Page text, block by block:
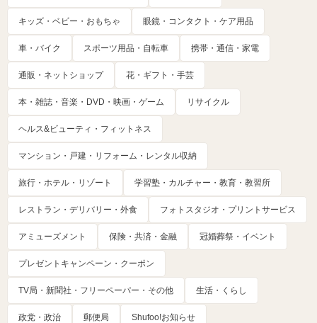
キッズ・ベビー・おもちゃ 眼鏡・コンタクト・ケア用品
車・バイク スポーツ用品・自転車 携帯・通信・家電
通販・ネットショップ 花・ギフト・手芸
本・雑誌・音楽・DVD・映画・ゲーム リサイクル
ヘルス&ビューティ・フィットネス
マンション・戸建・リフォーム・レンタル収納
旅行・ホテル・リゾート 学習塾・カルチャー・教育・教習所
レストラン・デリバリー・外食 フォトスタジオ・プリントサービス
アミューズメント 保険・共済・金融 冠婚葬祭・イベント
プレゼントキャンペーン・クーポン
TV局・新聞社・フリーペーパー・その他 生活・くらし
政党・政治 郵便局 Shufoo!お知らせ